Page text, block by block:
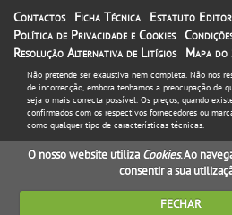
Contactos Ficha Técnica
Estatuto
Política de Privacidade e Cookies
Resolução Alternativa de Litígios
Mapa do
Não pretende ser exaustiva nem completa. Não nos
de incorrecção, embora tenhamos a preocupação de
seja o mais correcta possível. Os preços, quando
confirmados com os respectivos fornecedores ou
como qualquer tipo de características técnicas.
O nosso website utiliza Cookies. Ao
consentir a sua
FECHAR